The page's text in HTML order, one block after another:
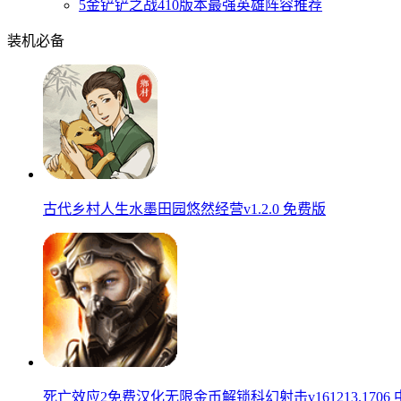
5金铲铲之战410版本最强英雄阵容推荐
装机必备
古代乡村人生水墨田园悠然经营v1.2.0 免费版
死亡效应2免费汉化无限金币解锁科幻射击v161213.1706